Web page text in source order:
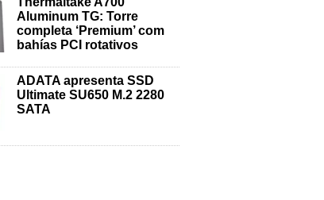
Aluminum TG: Torre
completa ‘Premium’ com
bahías PCI rotativos
ADATA apresenta SSD
Ultimate SU650 M.2 2280
SATA